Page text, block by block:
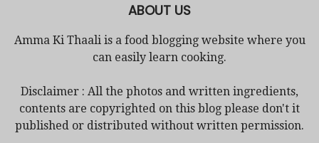
ABOUT US
Amma Ki Thaali is a food blogging website where you
can easily learn cooking.
Disclaimer : All the photos and written ingredients,
contents are copyrighted on this blog please don't it
published or distributed without written permission.